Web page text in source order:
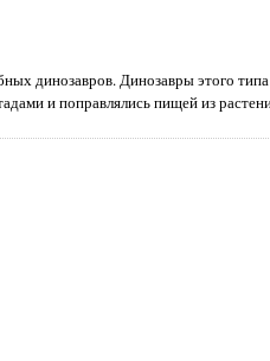
динозавров. Динозавры этого
и поправлялись пищей из